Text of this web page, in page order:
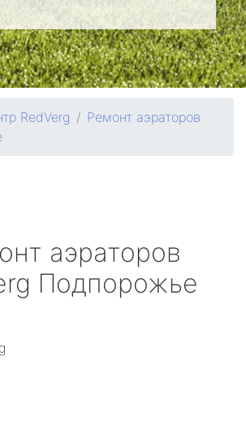
RedVerg
Ремонт аэраторов
аэраторов
Подпорожье